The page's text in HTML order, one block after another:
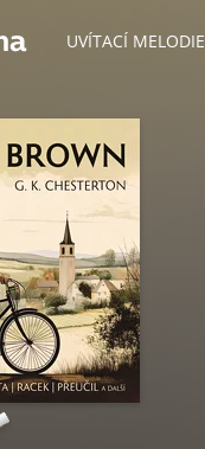
UVÍTACÍ MELODIE